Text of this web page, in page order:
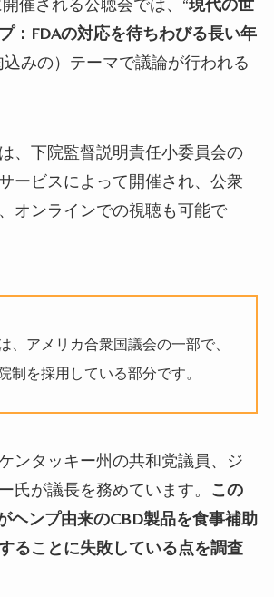
：FDAの対応を待ちわびる長い年
込みの）テーマで議論が行われる
、下院監督説明責任小委員会の
ービスによって開催され、公衆
オンラインでの視聴も可能で
、アメリカ合衆国議会の一部で、
制を採用している部分です。
ンタッキー州の共和党議員、ジ
氏が議長を務めています。 この
ヘンプ由来のCBD製品を食事補助
ることに失敗している点を調査